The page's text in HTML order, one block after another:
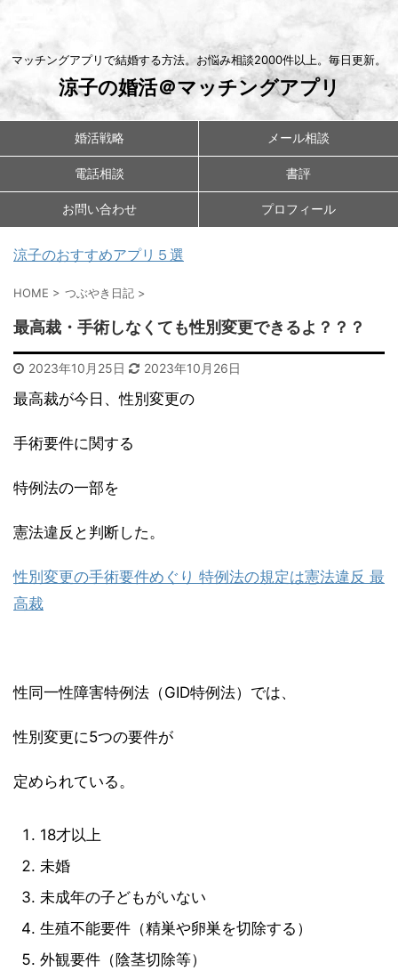
マッチングアプリで結婚する方法。お悩み相談2000件以上。毎日更新。
涼子の婚活＠マッチングアプリ
婚活戦略 メール相談
電話相談 書評
お問い合わせ プロフィール
涼子のおすすめアプリ５選
HOME > つぶやき日記 >
最高裁・手術しなくても性別変更できるよ？？？
2023年10月25日 2023年10月26日
最高裁が今日、性別変更の
手術要件に関する
特例法の一部を
憲法違反と判断した。
性別変更の手術要件めぐり 特例法の規定は憲法違反 最
高裁
性同一性障害特例法（GID特例法）では、
性別変更に5つの要件が
定められている。
18才以上
未婚
未成年の子どもがいない
生殖不能要件（精巣や卵巣を切除する）
外観要件（陰茎切除等）